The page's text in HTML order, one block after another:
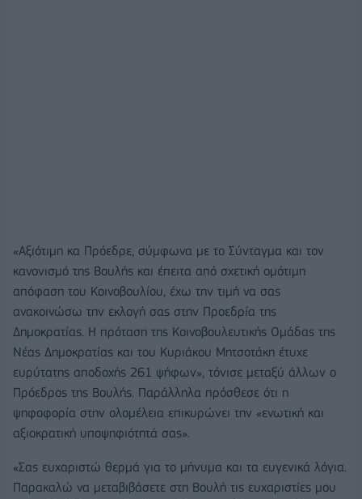
«Αξιότιμη κα Πρόεδρε, σύμφωνα με το Σύνταγμα και τον
κανονισμό της Βουλής και έπειτα από σχετική ομότιμη
απόφαση του Κοινοβουλίου, έχω την τιμή να σας
ανακοινώσω την εκλογή σας στην Προεδρία της
Δημοκρατίας. Η πρόταση της Κοινοβουλευτικής Ομάδας της
Νέας Δημοκρατίας και του Κυριάκου Μητσοτάκη έτυχε
ευρύτατης αποδοχής 261 ψήφων», τόνισε μεταξύ άλλων ο
Πρόεδρος της Βουλής. Παράλληλα πρόσθεσε ότι η
ψηφοφορία στην ολομέλεια επικυρώνει την «ενωτική και
αξιοκρατική υποψηφιότητά σας».
«Σας ευχαριστώ θερμά για το μήνυμα και τα ευγενικά λόγια.
Παρακαλώ να μεταβιβάσετε στη Βουλή τις ευχαριστίες μου